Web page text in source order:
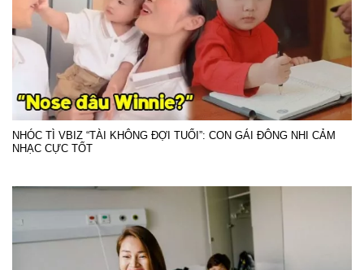
NHÓC TÌ VBIZ “TÀI KHÔNG ĐỢI TUỔI”: CON GÁI ĐÔNG NHI CẢM
NHẠC CỰC TỐT